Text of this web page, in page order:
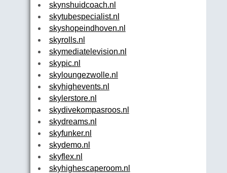
skynshuidcoach.nl
skytubespecialist.nl
skyshopeindhoven.nl
skyrolls.nl
skymediatelevision.nl
skypic.nl
skyloungezwolle.nl
skyhighevents.nl
skylerstore.nl
skydivekompasroos.nl
skydreams.nl
skyfunker.nl
skydemo.nl
skyflex.nl
skyhighescaperoom.nl